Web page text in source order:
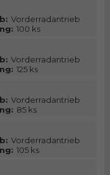
Vorderradantrieb
100 ks
Vorderradantrieb
125 ks
Vorderradantrieb
85 ks
Vorderradantrieb
105 ks